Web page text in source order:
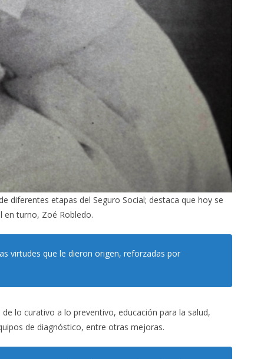
diferentes etapas del Seguro Social; destaca que hoy se
en turno, Zoé Robledo.
virtudes que le dieron origen, reforzadas por
lo curativo a lo preventivo, educación para la salud,
de diagnóstico, entre otras mejoras.